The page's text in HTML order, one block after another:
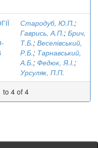
Стародуб, Ю.П.;
Гаврись, А.П.; Брич,
Т.Б.; Веселівський,
Р.Б.; Тарнавський,
А.Б.; Федюк, Я.І.;
Урсуляк, П.П.
to 4 of 4